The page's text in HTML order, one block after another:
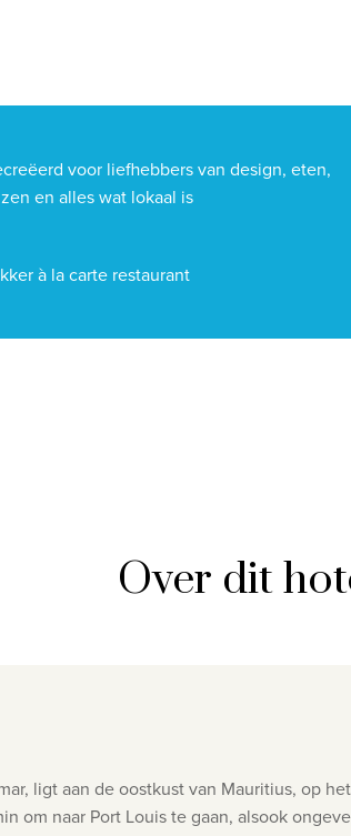
voor liefhebbers van design, eten,
en alles wat lokaal is
à la carte restaurant
Over dit
ligt aan de oostkust van Mauritius, op
om naar Port Louis te gaan, alsook